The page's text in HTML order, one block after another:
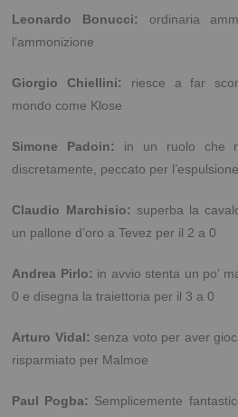
Leonardo Bonucci: ordinaria
l’ammonizione
Giorgio Chiellini: riesce a far
mondo come Klose
Simone Padoin:
in un ruolo che
discretamente, peccato per l’espulsione
Claudio Marchisio: superba la
un pallone d’oro a Tevez per il 2 a 0
Andrea Pirlo: in avvio stenta un po’
0 e disegna la traiettoria per il 3 a 0
Arturo Vidal: senza voto per aver
risparmiato per Malmoe
Paul Pogba: Semplicemente